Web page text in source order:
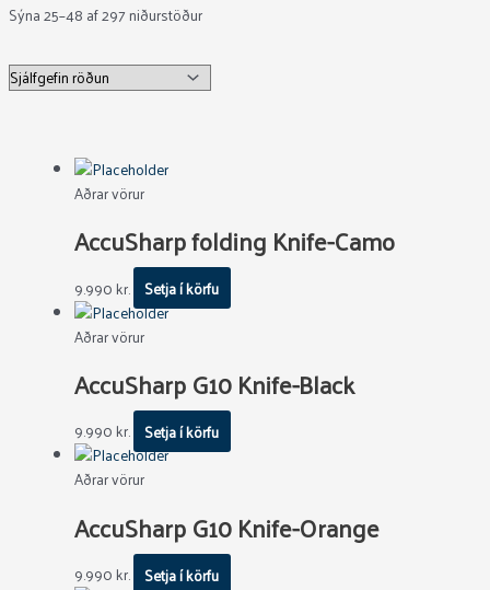
Sýna 25–48 af 297 niðurstöður
Aðrar vörur
AccuSharp folding Knife-Camo
9.990kr. Setja í körfu
Aðrar vörur
AccuSharp G10 Knife-Black
9.990kr. Setja í körfu
Aðrar vörur
AccuSharp G10 Knife-Orange
9.990kr. Setja í körfu